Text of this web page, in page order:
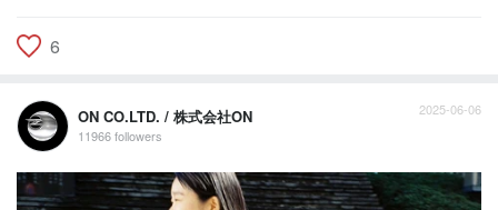
6
ON CO.LTD. / 株式会社ON
11966 followers
2025-06-06